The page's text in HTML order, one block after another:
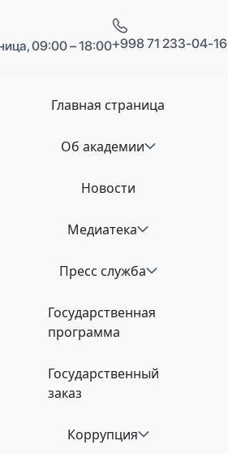
09:00 – 18:00+998 71 233-04-16
Главная страница
Об академии
Новости
Медиатека
Пресс служба
Государственная
программа
Государственный
заказ
Коррупция